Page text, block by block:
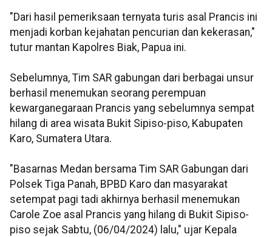
"Dari hasil pemeriksaan ternyata turis asal Prancis ini
menjadi korban kejahatan pencurian dan kekerasan,"
tutur mantan Kapolres Biak, Papua ini.
Sebelumnya, Tim SAR gabungan dari berbagai unsur
berhasil menemukan seorang perempuan
kewarganegaraan Prancis yang sebelumnya sempat
hilang di area wisata Bukit Sipiso-piso, Kabupaten
Karo, Sumatera Utara.
"Basarnas Medan bersama Tim SAR Gabungan dari
Polsek Tiga Panah, BPBD Karo dan masyarakat
setempat pagi tadi akhirnya berhasil menemukan
Carole Zoe asal Prancis yang hilang di Bukit Sipiso-
piso sejak Sabtu, (06/04/2024) lalu," ujar Kepala